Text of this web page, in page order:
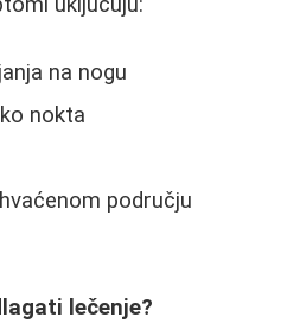
na nogu
nokta
području
lečenje?